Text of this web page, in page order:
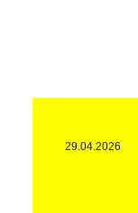
29.04.2026